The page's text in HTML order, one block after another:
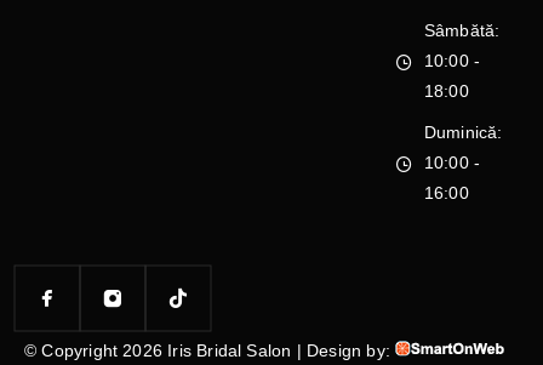
Sâmbătă:
10:00 -
18:00
Duminică:
10:00 -
16:00
© Copyright 2026 Iris Bridal Salon | Design by: